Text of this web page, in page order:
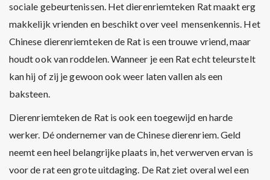
sociale gebeurtenissen. Het dierenriemteken Rat maakt erg
makkelijk vrienden en beschikt over veel mensenkennis. Het
Chinese dierenriemteken de Rat is een trouwe vriend, maar
houdt ook van roddelen. Wanneer je een Rat echt teleurstelt
kan hij of zij je gewoon ook weer laten vallen als een
baksteen.
Dierenriemteken de Rat is ook een toegewijd en harde
werker. Dé ondernemer van de Chinese dierenriem. Geld
neemt een heel belangrijke plaats in, het verwerven ervan is
voor de rat een grote uitdaging. De Rat ziet overal wel een